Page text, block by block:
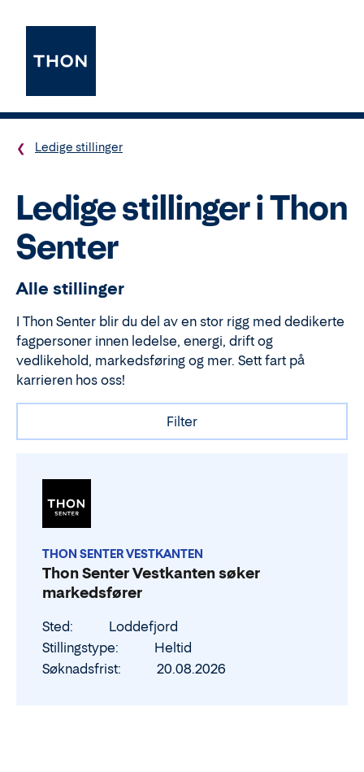
Ledige stillinger
Ledige stillinger i Thon
Senter
Alle stillinger
I Thon Senter blir du del av en stor rigg med dedikerte
fagpersoner innen ledelse, energi, drift og
vedlikehold, markedsføring og mer. Sett fart på
karrieren hos oss!
Filter
THON SENTER VESTKANTEN
Thon Senter Vestkanten søker
markedsfører
Sted
Loddefjord
Stillingstype
Heltid
Søknadsfrist
20.08.2026